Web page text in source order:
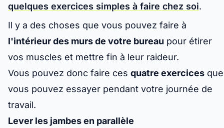
quelques exercices simples à faire chez soi.
Il y a des choses que vous pouvez faire à
l'intérieur des murs de votre bureau pour étirer
vos muscles et mettre fin à leur raideur.
Vous pouvez donc faire ces quatre exercices que
vous pouvez essayer pendant votre journée de
travail.
Lever les jambes en parallèle